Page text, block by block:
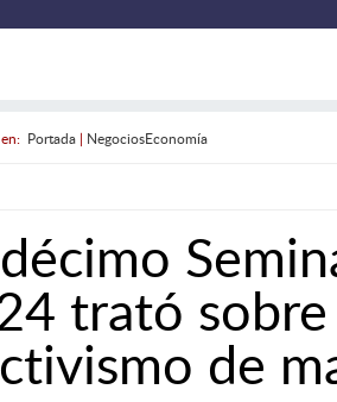
Portada| NegociosEconomía
trató
de